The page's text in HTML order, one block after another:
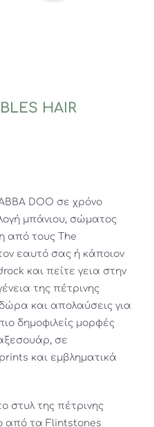
HAIR
DOO σε χρόνο
μπάνιου, σώματος
από τους The
εαυτό σας ή κάποιον
και πείτε γεια στην
της πέτρινης
και απολαύσεις για
δημοφιλείς μορφές
σε
και εμβληματικά
στυλ της πέτρινης
από τα Flintstones